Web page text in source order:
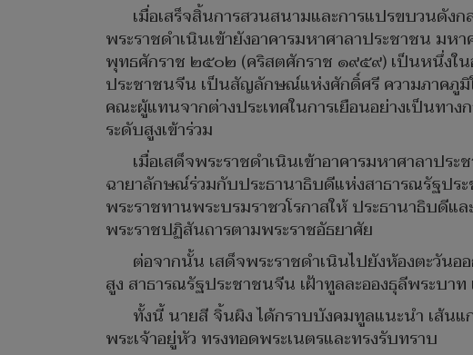
เมื่อเสร็จสิ้นการสวนสนามและการแปรขบวนดัง
พระราชดำเนินเข้ายังอาคารมหาศาลาประชาชน ม
พุทธศักราช ๒๕๐๒ (คริสตศักราช ๑๙๕๙) เป็นหนึ่งใน
ประชาชนจีน เป็นสัญลักษณ์แห่งศักดิ์ศรี ความภาคภูมิ
คณะผู้แทนจากต่างประเทศในการเยือนอย่างเป็นทา
ระดับสูงเข้าร่วม
เมื่อเสด็จพระราชดำเนินเข้าอาคารมหาศาลาปร
ฉายาลักษณ์ร่วมกับประธานาธิบดีแห่งสาธารณรัฐปร
พระราชทานพระบรมราชวโรกาสให้ ประธานาธิบดีแ
พระราชปฏิสันถารตามพระราชอัธยาศัย
ต่อจากนั้น เสด็จพระราชดำเนินไปยังห้องตะวัน
สูง สาธารณรัฐประชาชนจีน เฝ้าทูลละอองธุลีพระบา
ทั้งนี้ นายสี จิ้นผิง ได้กราบบังคมทูลแนะนำ เส้น
พระเจ้าอยู่หัว ทรงทอดพระเนตรและทรงรับทราบ